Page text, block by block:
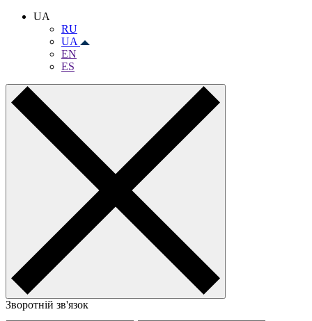
UA
RU
UA
EN
ES
Зворотній зв'язок